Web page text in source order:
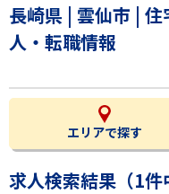
長崎県 | 雲仙市 |
人・転職情報
エリアで探す
求人検索結果（1件